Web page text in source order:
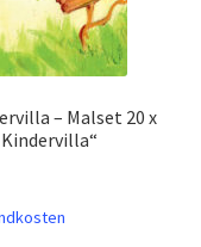
– Malset 20 x